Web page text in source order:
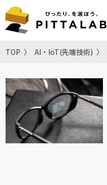
TOP AI・IoT(先端技術)